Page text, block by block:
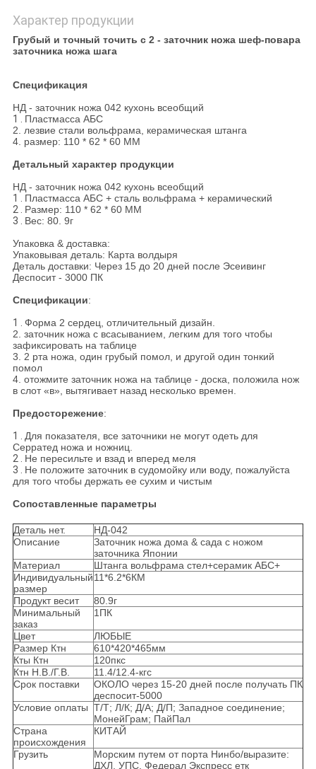
Характер продукции
Грубый и точный точить с 2 - заточник ножа шеф-повара
заточника ножа шага
Спецификация
НД - заточник ножа 042 кухонь всеобщий
1 . Пластмасса АБС
2. лезвие стали вольфрама, керамическая штанга
4. размер: 110 * 62 * 60 ММ
Детальный характер продукции
НД - заточник ножа 042 кухонь всеобщий
1 . Пластмасса АБС + сталь вольфрама + керамический
2 . Размер: 110 * 62 * 60 ММ
3 . Вес: 80. 9г
Упаковка & доставка:
Упаковывая деталь: Карта волдыря
Деталь доставки: Через 15 до 20 дней после Эсеивинг
Деспосит - 3000 ПК
Спецификации:
1 . Форма 2 сердец, отличительный дизайн.
2. заточник ножа с всасыванием, легким для того чтобы
зафиксировать на таблице
3. 2 рта ножа, один грубый помол, и другой один тонкий
помол
4. отожмите заточник ножа на таблице - доска, положила нож
в слот «в», вытягивает назад несколько времен.
Предосторежение:
1 . Для показателя, все заточники не могут одеть для
Серратед ножа и ножниц.
2 . Не пересильте и взад и вперед меля
3 . Не положите заточник в судомойку или воду, пожалуйста
для того чтобы держать ее сухим и чистым
Сопоставленные параметры
Деталь нет.
НД-042
Описание
Заточник ножа дома & сада с ножом
заточника Японии
Материал
Штанга вольфрама стел+серамик АБС+
Индивидуальный
размер
11*6.2*6КМ
Продукт весит
80.9г
Минимальный
заказ
1ПК
Цвет
ЛЮБЫЕ
Размер Ктн
610*420*465мм
Кты Ктн
120пкс
Ктн Н.В./Г.В.
11.4/12.4-кгс
Срок поставки
ОКОЛО через 15-20 дней после получать ПК
деспосит-5000
Условие оплаты Т/Т; Л/К; Д/А; Д/П; Западное соединение;
МонейГрам; ПайПал
Страна
происхождения
КИТАЙ
Грузить
Морским путем от порта Нинбо/выразите:
ДХЛ, УПС, Федерал Экспресс етк